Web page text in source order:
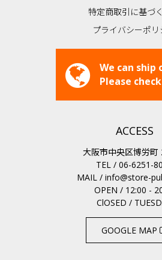
特定商取引に基づ
プライバシーポリ
We can ship
Please
ACCESS
大阪市中央区博労町
TEL / 06-6251-
MAIL / info@store-
OPEN / 12:00 -
ClOSED /
GOOGLE MAP